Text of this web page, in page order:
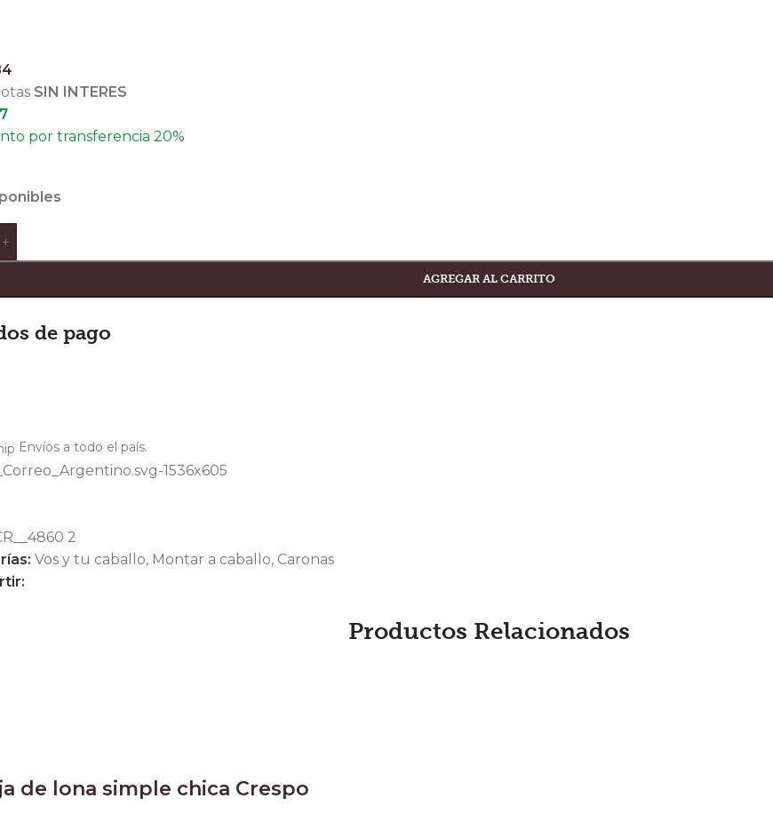
SIN INTERES
por transferencia 20%
+
AGREGAR AL CARRITO
de pago
Envíos a todo el país.
2
Vos y tu caballo, Montar a caballo, Caronas
Productos Relacionados
de lona simple chica Crespo